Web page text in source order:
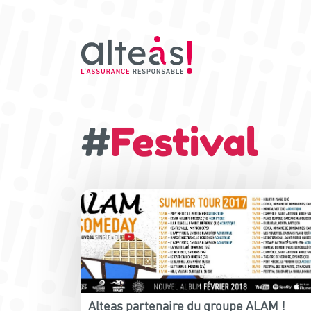
#Festival
Alteas partenaire du groupe ALAM !